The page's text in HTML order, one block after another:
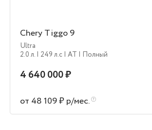
Chery Tiggo 9
Ultra
2.0 л. | 249 л.c | AT | Полный
4 640 000 ₽
от 48 109 ₽ р/мес.